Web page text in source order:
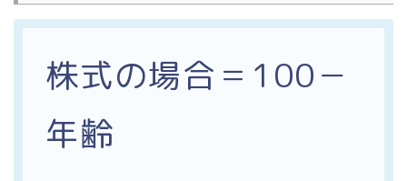
株式の場合＝100－
年齢